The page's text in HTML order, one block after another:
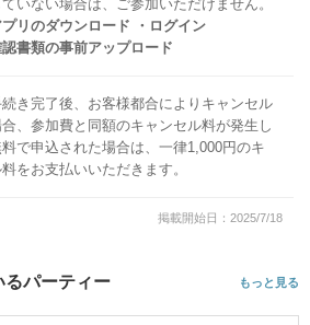
いない場合は、ご参加いただけません。
リのダウンロード ・ログイン
書類の事前アップロード
き完了後、お客様都合によりキャンセル
、参加費と同額のキャンセル料が発生し
料で申込された場合は、一律1,000円のキ
をお支払いいただきます。
掲載開始日：2025/7/18
るパーティー もっと見る